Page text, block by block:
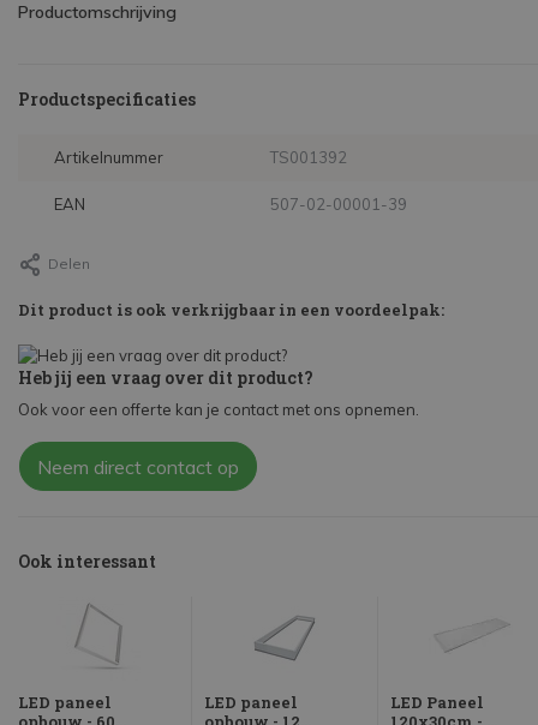
Productomschrijving
Productspecificaties
Artikelnummer TS001392
EAN 507-02-00001-39
Delen
Dit product is ook verkrijgbaar in een voordeelpak:
Heb jij een vraag over dit product?
Ook voor een offerte kan je contact met ons opnemen.
Neem direct contact op
Ook interessant
LED paneel
LED paneel
LED Paneel